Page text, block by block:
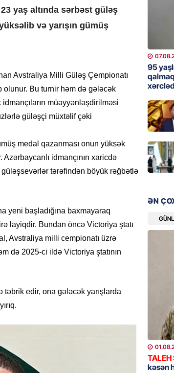
yaş altında sərbəst güləş
və yarışın gümüş
Avstraliya Milli Güləş Çempionatı
olunur. Bu turnir həm də gələcək
müəyyənləşdirilməsi
güləşçi müxtəlif çəki
medal qazanması onun yüksək
Azərbaycanlı idmançının xaricdə
güləşsevərlər tərəfindən böyük rəğbətlə
yeni başladığına baxmayaraq
layiqdir. Bundan öncə Victoriya ştatı
Avstraliya milli cempionatı üzrə
də 2025-ci ildə Victoriya ştatının
təbrik edir, ona gələcək yarışlarda
MANŞET
“Birgə
GÜNDƏM
Dosye
95
ƏN
TALEH
kəsən